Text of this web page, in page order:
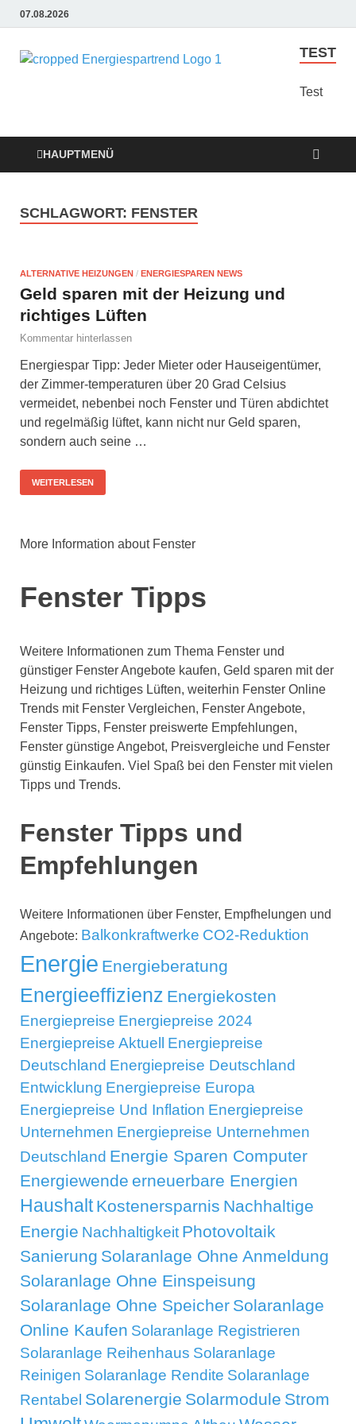
07.08.2026
Energie
Trend
Angebote sindt der
TEST
Test
HAUPTMENÜ
SCHLAGWORT: FENSTER
ALTERNATIVE HEIZUNGEN / ENERGIESPAREN NEWS
Geld sparen mit der Heizung und
richtiges Lüften
Kommentar hinterlassen
Energiespar Tipp: Jeder Mieter oder Hauseigentümer,
der Zimmer-temperaturen über 20 Grad Celsius
vermeidet, nebenbei noch Fenster und Türen abdichtet
und regelmäßig lüftet, kann nicht nur Geld sparen,
sondern auch seine …
WEITERLESEN
More Information about Fenster
Fenster Tipps
Weitere Informationen zum Thema Fenster und
günstiger Fenster Angebote kaufen, Geld sparen mit der
Heizung und richtiges Lüften, weiterhin Fenster Online
Trends mit Fenster Vergleichen, Fenster Angebote,
Fenster Tipps, Fenster preiswerte Empfehlungen,
Fenster günstige Angebot, Preisvergleiche und Fenster
günstig Einkaufen. Viel Spaß bei den Fenster mit vielen
Tipps und Trends.
Fenster Tipps und
Empfehlungen
Weitere Informationen über Fenster, Empfhelungen und
Angebote: Balkonkraftwerke CO2-Reduktion
Energie Energieberatung
Energieeffizienz Energiekosten
Energiepreise Energiepreise 2024
Energiepreise Aktuell
Energiepreise
Deutschland Energiepreise Deutschland
Entwicklung Energiepreise Europa
Energiepreise Und Inflation Energiepreise
Unternehmen Energiepreise Unternehmen
Deutschland Energie Sparen Computer
Energiewende erneuerbare Energien
Haushalt Kostenersparnis Nachhaltige
Energie Nachhaltigkeit Photovoltaik
Sanierung Solaranlage Ohne Anmeldung
Solaranlage Ohne Einspeisung
Solaranlage Ohne Speicher Solaranlage
Online Kaufen Solaranlage Registrieren
Solaranlage Reihenhaus Solaranlage
Reinigen Solaranlage Rendite Solaranlage
Rentabel Solarenergie Solarmodule Strom